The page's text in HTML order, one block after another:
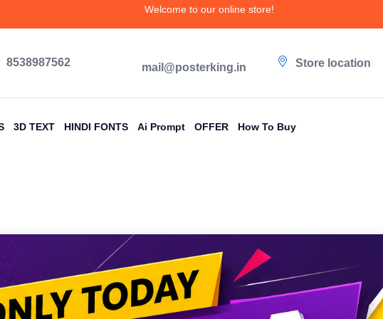
Welcome to our online store!
8538987562 mail@posterking.in Store location
3D TEXT HINDI FONTS Ai Prompt OFFER How To Buy